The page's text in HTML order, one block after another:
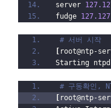
server
fudge 127.127
# 서버 시작
root@ntp-
# 구동확인,
root@ntp-